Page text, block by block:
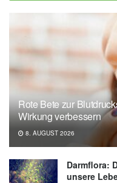
American
syndrome
onset
American
Rote Bete zur
Wirkung verbessern
8. AUGUST 2026
Darmflora:
unsere